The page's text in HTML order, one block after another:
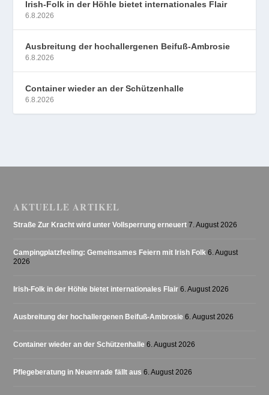
Irish-Folk in der Höhle bietet internationales Flair
6.8.2026
Ausbreitung der hochallergenen Beifuß-Ambrosie
6.8.2026
Container wieder an der Schützenhalle
6.8.2026
AKTUELLE ARTIKEL
Straße Zur Kracht wird unter Vollsperrung erneuert 7. August 2026
Campingplatzfeeling: Gemeinsames Feiern mit Irish Folk 6. August
2026
Irish-Folk in der Höhle bietet internationales Flair 6. August 2026
Ausbreitung der hochallergenen Beifuß-Ambrosie 6. August 2026
Container wieder an der Schützenhalle 6. August 2026
Pflegeberatung in Neuenrade fällt aus 6. August 2026